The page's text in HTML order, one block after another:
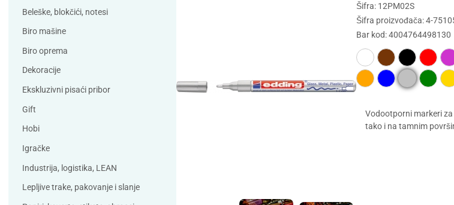
AD
Alco
Artoz
Bene
Bordlite
Carand'ache
Cleanrange
Debatin
Duracell
ELBA
Eleven
Elix Clean
Falken
Beleške, blokčići, notesi
Biro mašine
Biro oprema
Dekoracije
Ekskluzivni pisaći pribor
Gift
Hobi
Igračke
Industrija, logistika, LEAN
Lepljive trake, pakovanje i slanje
Šifra: 12PM02S
Šifra proizvođača: 4-
Bar kod: 4004764498130
Vodootporni markeri
tako i na tamnim